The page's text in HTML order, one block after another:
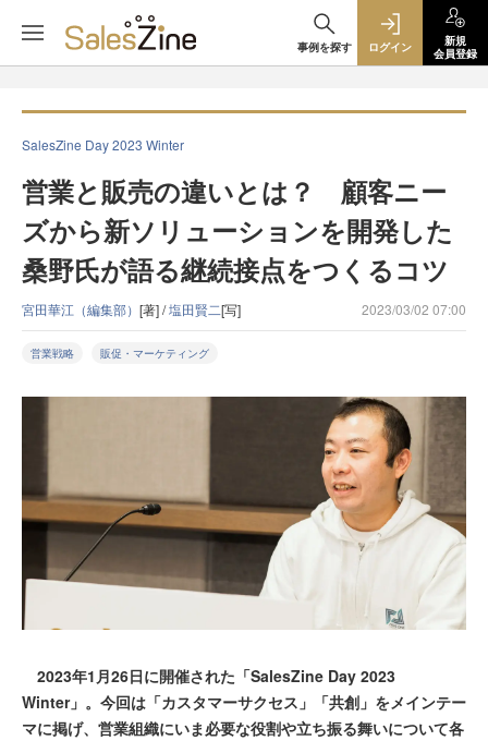
事例を探す ログイン
新規
会員登録
SalesZine Day 2023 Winter
営業と販売の違いとは？ 顧客ニー
ズから新ソリューションを開発した
桑野氏が語る継続接点をつくるコツ
宮田華江（編集部） [著] /塩田賢二[写] 2023/03/02 07:00
営業戦略 販促・マーケティング
2023年1月26日に開催された「SalesZine Day 2023
Winter」。今回は「カスタマーサクセス」「共創」をメインテー
マに掲げ、営業組織にいま必要な役割や立ち振る舞いについて各